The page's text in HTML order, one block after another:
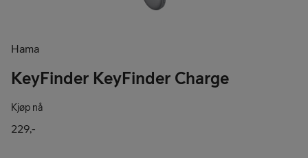
Hama
KeyFinder KeyFinder Charge
Kjøp nå
229,-